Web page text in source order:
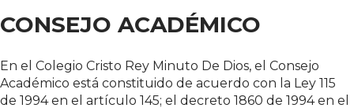
CONSEJO ACADÉMICO
En el Colegio Cristo Rey Minuto De Dios, el Consejo
Académico está constituido de acuerdo con la Ley 115
de 1994 en el artículo 145; el decreto 1860 de 1994 en el